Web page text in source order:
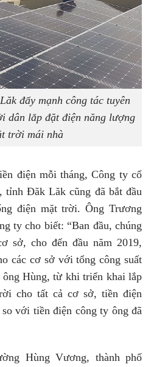
đẩy mạnh công tác tuyên
dân lắp đặt điện năng lượng
trời mái nhà
điện mỗi tháng, Công ty cổ
tỉnh Đăk Lăk cũng đã bắt đầu
điện mặt trời. Ông Trương
ty cho biết: “Ban đầu, chúng
sở, cho đến đầu năm 2019,
các cơ sở với tổng công suất
ông Hùng, từ khi triển khai lắp
cho tất cả cơ sở, tiền điện
với tiền điện công ty ông đã
Hùng Vương, thành phố